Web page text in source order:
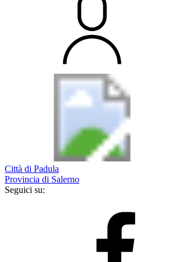
Città di Padula
Provincia di Salerno
Seguici su: